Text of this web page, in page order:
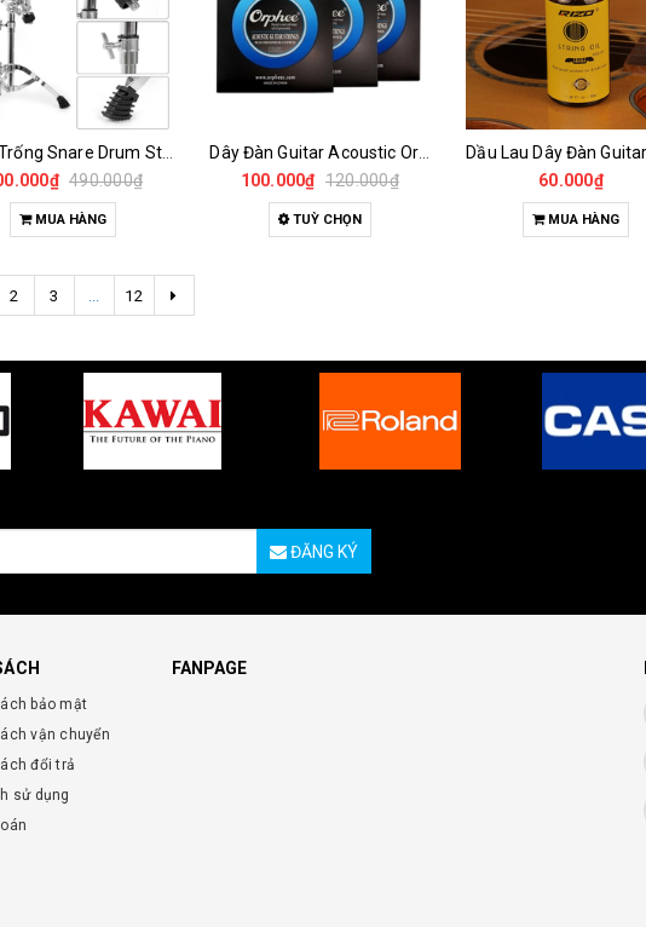
Chân Trống Snare Drum Stand Tripod 10-14 Inch Chống Trượt Điều Chỉnh Cao Cấp
490.000₫
MUA HÀNG
100.000₫ 120.000₫
TUỲ CHỌN
60.000₫
MUA HÀNG
2 3 ... 12
ĐĂNG KÝ
bảo mật
vận chuyển
đổi trả
sử dụng
FANPAGE